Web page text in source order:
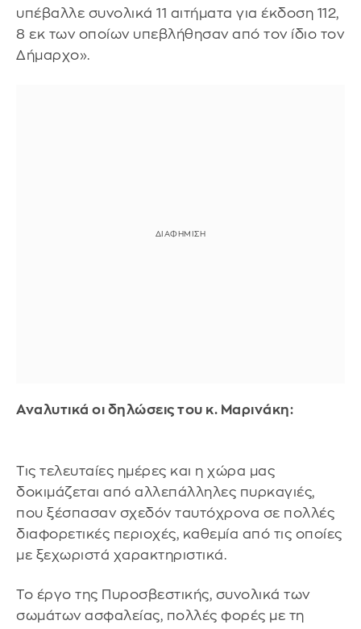
υπέβαλλε συνολικά 11 αιτήματα για έκδοση 112,
8 εκ των οποίων υπεβλήθησαν από τον ίδιο τον
Δήμαρχο».
Αναλυτικά οι δηλώσεις του κ. Μαρινάκη:
Τις τελευταίες ημέρες και η χώρα μας
δοκιμάζεται από αλλεπάλληλες πυρκαγιές,
που ξέσπασαν σχεδόν ταυτόχρονα σε πολλές
διαφορετικές περιοχές, καθεμία από τις οποίες
με ξεχωριστά χαρακτηριστικά.
Το έργο της Πυροσβεστικής, συνολικά των
σωμάτων ασφαλείας, πολλές φορές με τη